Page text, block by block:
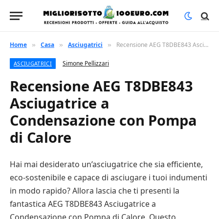
Home » Casa » Asciugatrici » Recensione AEG T8DBE843 Asciugatrice a Condensazione con Pompa di Calore
ASCIUGATRICI Simone Pellizzari
Recensione AEG T8DBE843
Asciugatrice a
Condensazione con Pompa
di Calore
Hai mai desiderato un’asciugatrice che sia efficiente,
eco-sostenibile e capace di asciugare i tuoi indumenti
in modo rapido? Allora lascia che ti presenti la
fantastica AEG T8DBE843 Asciugatrice a